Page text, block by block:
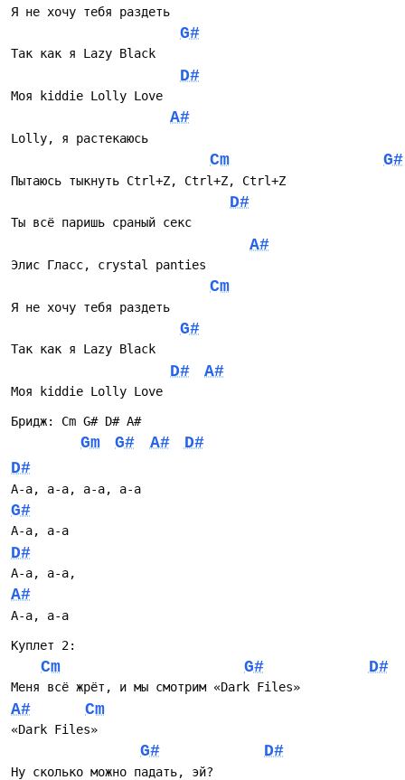
Я не хочу тебя раздеть
G#
Так как я Lazy Black
D#
Моя kiddie Lolly Love
A#
Lolly, я растекаюсь
Cm G#
Пытаюсь тыкнуть Ctrl+Z, Ctrl+Z, Ctrl+Z
D#
Ты всё паришь сраный секс
A#
Элис Гласс, crystal panties
Cm
Я не хочу тебя раздеть
G#
Так как я Lazy Black
D# A#
Моя kiddie Lolly Love
Бридж: Cm G# D# A#
Gm G# A#
D#
D#
А-а, а-а, а-а, а-а
G#
А-а, а-а
D#
А-а, а-а,
A#
А-а, а-а
Куплет 2:
Cm G# D#
Меня всё жрёт, и мы смотрим «Dark Files»
A# Cm
«Dark Files»
G# D#
Ну сколько можно падать, эй?